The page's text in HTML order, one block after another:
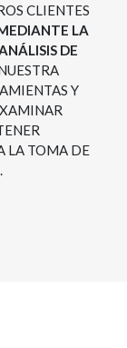
CLIENTES
LA
DE
Y
LA TOMA DE